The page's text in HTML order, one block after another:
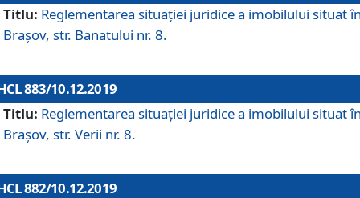
Titlu: Reglementarea situației juridice a imobilului situat
Brașov, str. Banatului nr. 8.
883/10.12.2019
Titlu: Reglementarea situației juridice a imobilului situat
Brașov, str. Verii nr. 8.
882/10.12.2019